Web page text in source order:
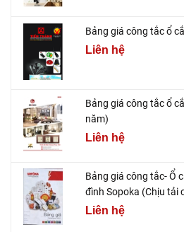
Bảng giá công tắc ổ
Liên hệ
Bảng giá công tắc ổ
năm)
Liên hệ
Bảng giá công tắc- Ổ
đình Sopoka (Chịu tải
Liên hệ